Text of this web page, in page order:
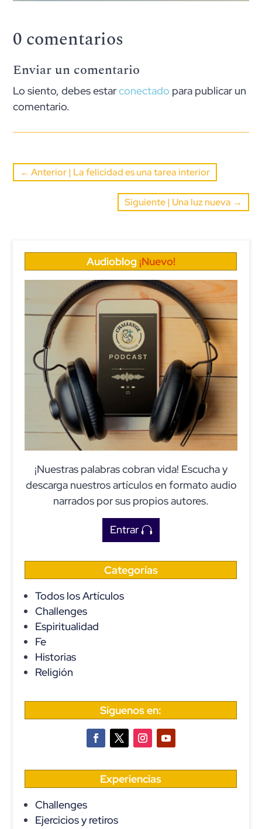
0 comentarios
Enviar un comentario
Lo siento, debes estarconectado para publicar un
comentario.
←Anterior | La felicidad es una tarea interior
Siguiente | Una luz nueva →
Audioblog ¡Nuevo!
¡Nuestras palabras cobran vida! Escucha y
descarga nuestros artículos en formato audio
narrados por sus propios autores.
Entrar
Categorías
Todos los Artículos
Challenges
Espiritualidad
Fe
Historias
Religión
Síguenos en:
Experiencias
Challenges
Ejercicios y retiros